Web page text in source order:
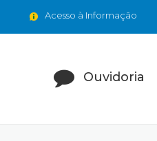
Acesso à Informação
Ouvidoria